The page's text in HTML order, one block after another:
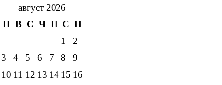
август 2026
П В С Ч П С Н
1
2
3
4 5 6 7 8
9
10 11 12 13 14 15 16